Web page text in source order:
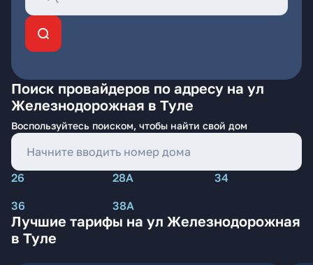
Поиск провайдеров по адресу на ул
Железнодорожная в Туле
Воспользуйтесь поиском, чтобы найти свой дом
26 28А
34
36
38А
Лучшие тарифы на ул Железнодорожная
в Туле